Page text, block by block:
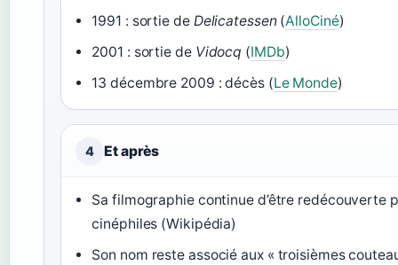
1991 : sortie de Delicatessen(AlloCiné)
2001 : sortie de Vidocq (IMDb)
13 décembre 2009 : décès (Le Monde)
4 Et après
Sa filmographie continue d’être redécouverte
cinéphiles (Wikipédia)
Son nom reste associé aux « troisièmes